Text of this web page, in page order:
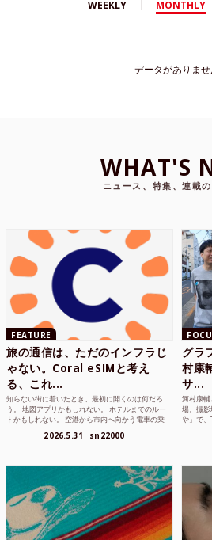
WEEKLY MONTHLY
データがありませ
WHAT'S
ニュース、特集、連載
FEATURE
旅の通信は、ただのインフラじ
ゃない。Coral eSIMと考え
る、これ...
知らない街に着いたとき、最初に開くのは何だろ
う。 地図アプリかもしれない。 ホテルまでのルー
トかもしれない。 空港から市内へ向かう電車の乗
2026.5.31 sn22000
グラ
村康
サ...
河村康
場。撮
や」で、